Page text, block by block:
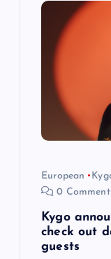
European
0
Kygo
check out
guests